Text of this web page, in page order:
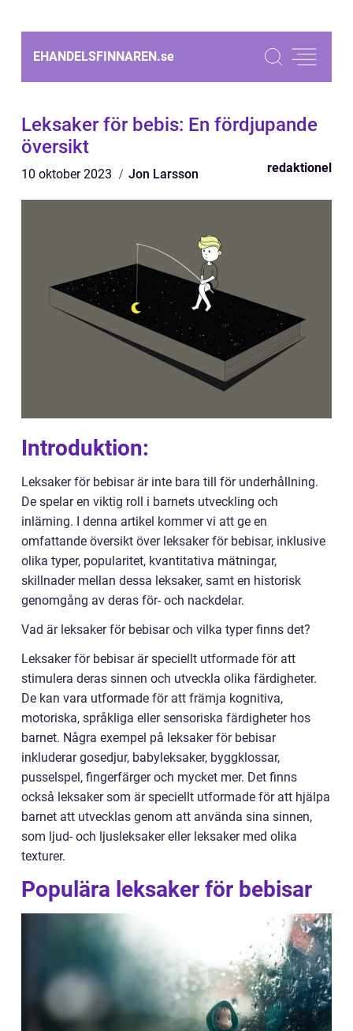
EHANDELSFINNAREN.se
Leksaker för bebis: En fördjupande
översikt
10 oktober 2023 Jon Larsson redaktionel
Introduktion:
Leksaker för bebisar är inte bara till för underhållning.
De spelar en viktig roll i barnets utveckling och
inlärning. I denna artikel kommer vi att ge en
omfattande översikt över leksaker för bebisar, inklusive
olika typer, popularitet, kvantitativa mätningar,
skillnader mellan dessa leksaker, samt en historisk
genomgång av deras för- och nackdelar.
Vad är leksaker för bebisar och vilka typer finns det?
Leksaker för bebisar är speciellt utformade för att
stimulera deras sinnen och utveckla olika färdigheter.
De kan vara utformade för att främja kognitiva,
motoriska, språkliga eller sensoriska färdigheter hos
barnet. Några exempel på leksaker för bebisar
inkluderar gosedjur, babyleksaker, byggklossar,
pusselspel, fingerfärger och mycket mer. Det finns
också leksaker som är speciellt utformade för att hjälpa
barnet att utvecklas genom att använda sina sinnen,
som ljud- och ljusleksaker eller leksaker med olika
texturer.
Populära leksaker för bebisar